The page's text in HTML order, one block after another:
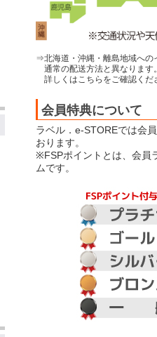
⇒北海道・沖縄・離島地域への
通常の配送方法と異なります
詳しくはこちらをご確認くだ
会員特典について
ラベル．e-STOREでは会
おります。
※FSPポイントとは、会員
ムです。